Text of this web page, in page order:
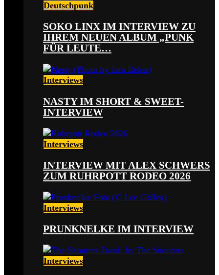
Deutschpunk
SOKO LINX IM INTERVIEW ZU
IHREM NEUEN ALBUM „PUNK
FÜR LEUTE…
Interviews
NASTY IM SHORT & SWEET-
INTERVIEW
Interviews
INTERVIEW MIT ALEX SCHWERS
ZUM RUHRPOTT RODEO 2026
Interviews
PRUNKNELKE IM INTERVIEW
Interviews